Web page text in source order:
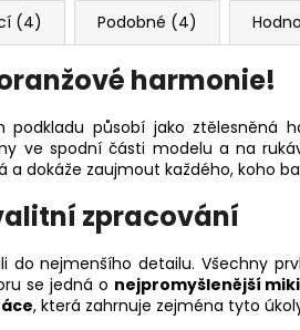
(4) Podobné (4)
harmonie!
působí jako ztělesněná
ve spodní části modelu a na
a dokáže zaujmout každého, koho
zpracování
do nejmenšího detailu. Všechny
se jedná o nejpromyšlenější
, která zahrnuje zejména tyto